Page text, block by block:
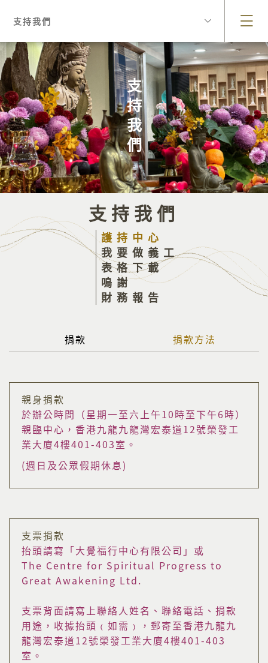
支持我們
支持我們
支持我們
護持中心
我要做義工
表格下載
鳴謝
財務報告
捐款 捐款方法
親身捐款
於辦公時間（星期一至六上午10時至下午6時）
親臨中心，香港九龍九龍灣宏泰道12號榮發工
業大廈4樓401-403室。
(週日及公眾假期休息)
支票捐款
抬頭請寫「大覺福行中心有限公司」或
The Centre for Spiritual Progress to
Great Awakening Ltd.
支票背面請寫上聯絡人姓名、聯絡電話、捐款
用途，收據抬頭﹙如需﹚，郵寄至香港九龍九
龍灣宏泰道12號榮發工業大廈4樓401-403
室。